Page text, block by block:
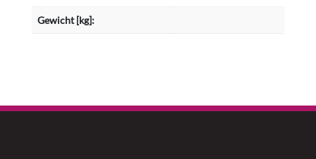
Gewicht [kg]: